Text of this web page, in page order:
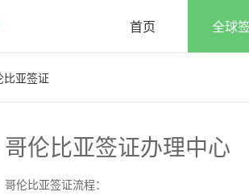
首页 全球
比亚签证
哥伦比亚签证办理中心
哥伦比亚签证流程：